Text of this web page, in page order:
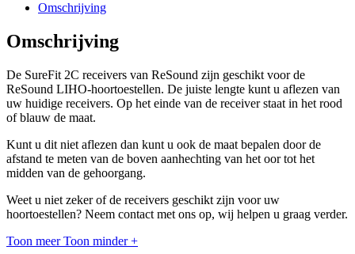
Omschrijving
Omschrijving
De SureFit 2C receivers van ReSound zijn geschikt voor de
ReSound LIHO-hoortoestellen. De juiste lengte kunt u aflezen van
uw huidige receivers. Op het einde van de receiver staat in het rood
of blauw de maat.
Kunt u dit niet aflezen dan kunt u ook de maat bepalen door de
afstand te meten van de boven aanhechting van het oor tot het
midden van de gehoorgang.
Weet u niet zeker of de receivers geschikt zijn voor uw
hoortoestellen? Neem contact met ons op, wij helpen u graag verder.
Toon meer Toon minder +